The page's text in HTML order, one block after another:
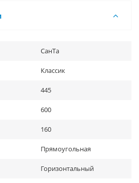
СанТа
Классик
445
600
160
Прямоугольная
Горизонтальный